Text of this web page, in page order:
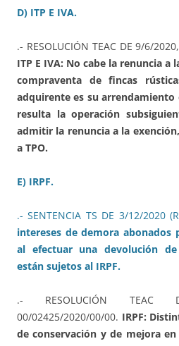
D) ITP E IVA.
.- RESOLUCIÓN TEAC DE 9/6/
ITP E IVA: No cabe la renuncia a
compraventa de fincas
adquirente es su
resulta la operación
admitir la renuncia a la
a TPO.
E) IRPF.
.- SENTENCIA TS DE 3/12/2020
intereses de demora abonados
al efectuar una devolución
están sujetos al IRPF.
.- RESOLUCIÓN TEAC
00/02425/2020/00/00. IRPF:
de conservación y de mejora